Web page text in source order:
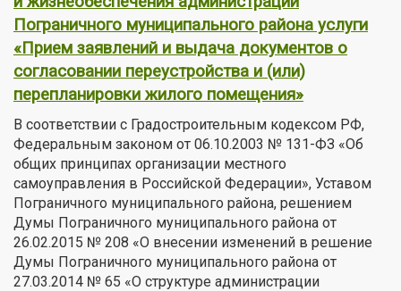
Пограничного муниципального района услуги
«Прием заявлений и выдача документов о
согласовании переустройства и (или)
перепланировки жилого помещения»
В соответствии с Градостроительным кодексом РФ,
Федеральным законом от 06.10.2003 № 131-ФЗ «Об
общих принципах организации местного
самоуправления в Российской Федерации», Уставом
Пограничного муниципального района, решением
Думы Пограничного муниципального района от
26.02.2015 № 208 «О внесении изменений в решение
Думы Пограничного муниципального района от
27.03.2014 № 65 «О структуре администрации